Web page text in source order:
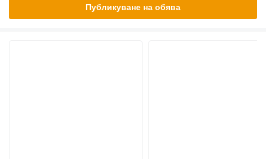
Публикуване на обява